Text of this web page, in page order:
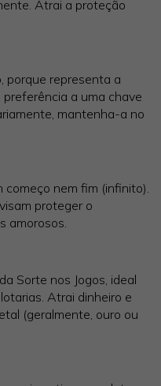
Atrai a proteção
porque representa a
a uma chave
mantenha-a no
nem fim (infinito).
proteger o
amorosos.
Sorte nos Jogos, ideal
Atrai dinheiro e
(geralmente, ouro ou